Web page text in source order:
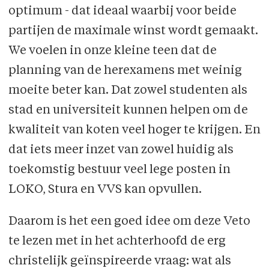
optimum - dat ideaal waarbij voor beide
partijen de maximale winst wordt gemaakt.
We voelen in onze kleine teen dat de
planning van de herexamens met weinig
moeite beter kan. Dat zowel studenten als
stad en universiteit kunnen helpen om de
kwaliteit van koten veel hoger te krijgen. En
dat iets meer inzet van zowel huidig als
toekomstig bestuur veel lege posten in
LOKO, Stura en VVS kan opvullen.
Daarom is het een goed idee om deze Veto
te lezen met in het achterhoofd de erg
christelijk geïnspireerde vraag: wat als